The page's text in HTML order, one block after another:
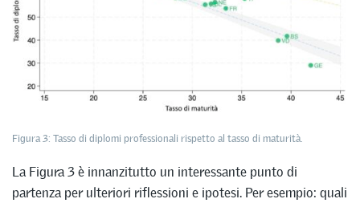
Figura 3: Tasso di diplomi professionali rispetto al tasso di maturità.
La Figura 3 è innanzitutto un interessante punto di
partenza per ulteriori riflessioni e ipotesi. Per esempio: quali